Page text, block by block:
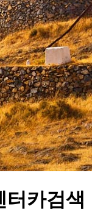
터카검색